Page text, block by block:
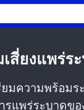
สี่ยงแพร่ร
มความพร้อมร
แพร่ระบาดข